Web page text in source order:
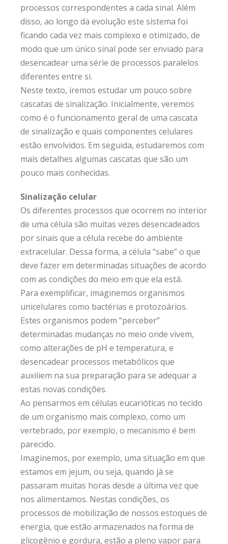
processos correspondentes a cada sinal. Além
disso, ao longo da evolução este sistema foi
ficando cada vez mais complexo e otimizado, de
modo que um único sinal pode ser enviado para
desencadear uma série de processos paralelos
diferentes entre si.
Neste texto, iremos estudar um pouco sobre
cascatas de sinalização. Inicialmente, veremos
como é o funcionamento geral de uma cascata
de sinalização e quais componentes celulares
estão envolvidos. Em seguida, estudaremos com
mais detalhes algumas cascatas que são um
pouco mais conhecidas.
Sinalização celular
Os diferentes processos que ocorrem no interior
de uma célula são muitas vezes desencadeados
por sinais que a célula recebe do ambiente
extracelular. Dessa forma, a célula “sabe” o que
deve fazer em determinadas situações de acordo
com as condições do meio em que ela está.
Para exemplificar, imaginemos organismos
unicelulares como bactérias e protozoários.
Estes organismos podem “perceber”
determinadas mudanças no meio onde vivem,
como alterações de pH e temperatura, e
desencadear processos metabólicos que
auxiliem na sua preparação para se adequar a
estas novas condições.
Ao pensarmos em células eucarióticas no tecido
de um organismo mais complexo, como um
vertebrado, por exemplo, o mecanismo é bem
parecido.
Imaginemos, por exemplo, uma situação em que
estamos em jejum, ou seja, quando já se
passaram muitas horas desde a última vez que
nos alimentamos. Nestas condições, os
processos de mobilização de nossos estoques de
energia, que estão armazenados na forma de
glicogênio e gordura, estão a pleno vapor para